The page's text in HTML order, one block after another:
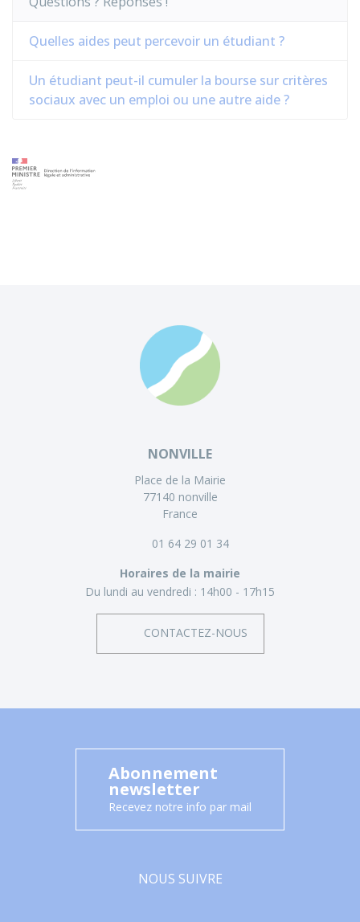
Quelles aides peut percevoir un étudiant ?
Un étudiant peut-il cumuler la bourse sur critères
sociaux avec un emploi ou une autre aide ?
NONVILLE
Place de la Mairie
77140 nonville
France
01 64 29 01 34
Horaires de la mairie
Du lundi au vendredi : 14h00 - 17h15
CONTACTEZ-NOUS
Abonnement
newsletter
Recevez notre info par mail
NOUS SUIVRE